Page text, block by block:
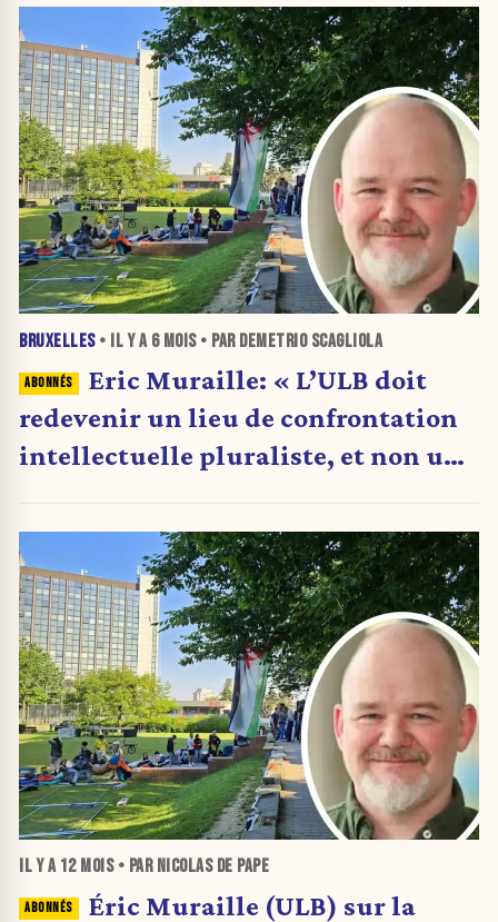
BRUXELLES• IL Y A 6 MOIS• PAR DEMETRIO SCAGLIOLA
Eric Muraille: « L’ULB doit
redevenir un lieu de confrontation
intellectuelle pluraliste, et non une
IL Y A 12 MOIS• PAR NICOLAS DE PAPE
Éric Muraille (ULB) sur la